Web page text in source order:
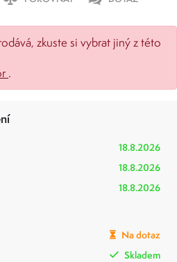
zkuste si vybrat jiný z této
.
18.8.2026
18.8.2026
18.8.2026
Na dotaz
Skladem